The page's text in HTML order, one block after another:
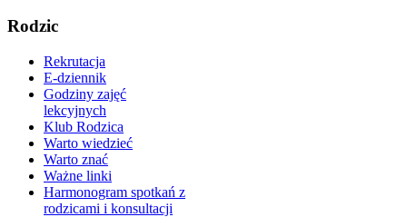
Rodzic
Rekrutacja
E-dziennik
Godziny zajęć
lekcyjnych
Klub Rodzica
Warto wiedzieć
Warto znać
Ważne linki
Harmonogram spotkań z
rodzicami i konsultacji